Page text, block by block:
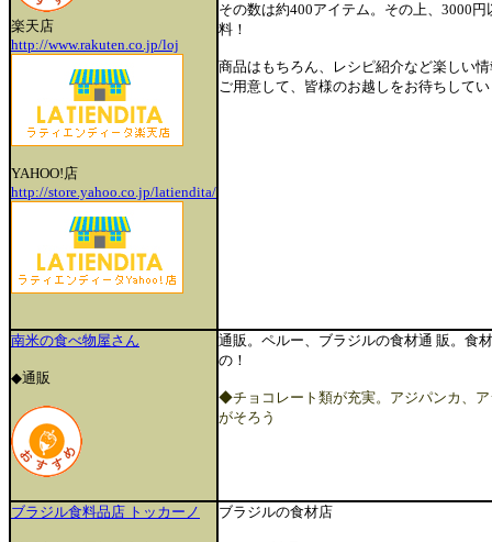
楽天店
http://www.rakuten.co.jp/loj
YAHOO!店
http://store.yahoo.co.jp/latiendita/
その数は約400アイテム。その上、3000
料！
商品はもちろん、レシピ紹介など楽しい
ご用意して、皆様のお越しをお待ちして
南米の食べ物屋さん
◆通販
通販。ペルー、ブラジルの食材通 販。食
の！
◆チョコレート類が充実。アジパンカ、
がそろう
ブラジル食料品店 トッカーノ ブラジルの食材店